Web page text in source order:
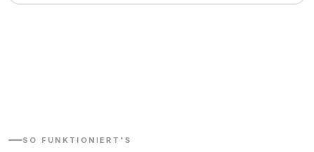
SO FUNKTIONIERT'S